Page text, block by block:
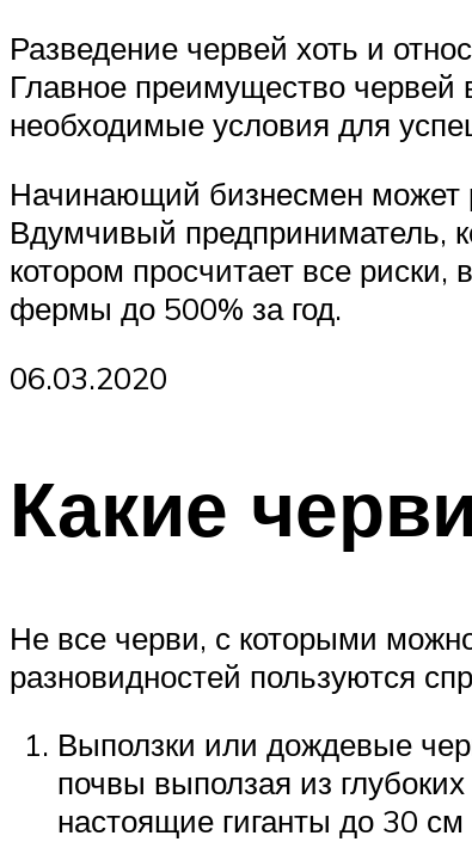
Разведение червей хоть и
Главное преимущество червей
необходимые условия для
Начинающий бизнесмен может
Вдумчивый предприниматель,
котором просчитает все
фермы до 500% за год.
06.03.2020
Какие
Не все черви, с которыми
разновидностей пользуются
Выползки или дождевые
почвы выползая из
настоящие гиганты до 30